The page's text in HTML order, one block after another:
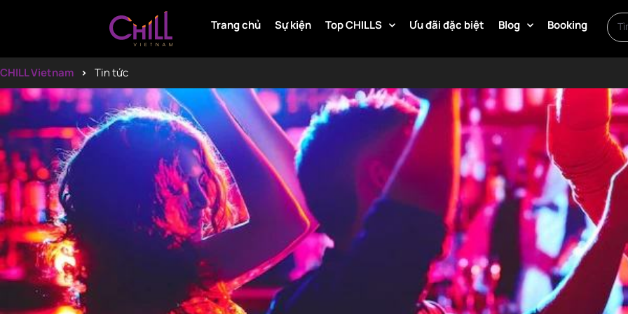
Trang chủ Sự kiện Top CHILLS Ưu đãi đặc biệt Blog Booking
CHILL Vietnam Tin tức